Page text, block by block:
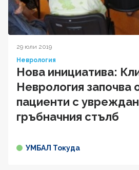
29 юли 2019
Неврология
Нова инициатива:
Неврология започва
пациенти с
гръбначния стълб
УМБАЛ Токуда